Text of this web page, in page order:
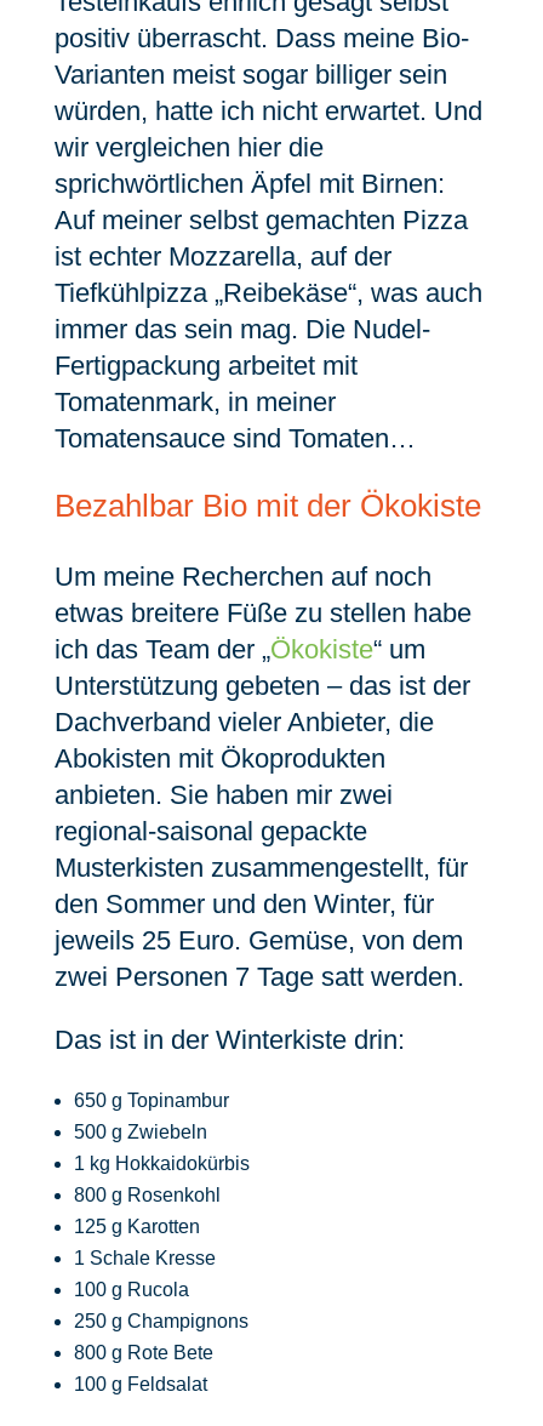
positiv überrascht. Dass meine Bio-
Varianten meist sogar billiger sein
würden, hatte ich nicht erwartet. Und
wir vergleichen hier die
sprichwörtlichen Äpfel mit Birnen:
Auf meiner selbst gemachten Pizza
ist echter Mozzarella, auf der
Tiefkühlpizza „Reibekäse“, was auch
immer das sein mag. Die Nudel-
Fertigpackung arbeitet mit
Tomatenmark, in meiner
Tomatensauce sind Tomaten…
Bezahlbar Bio mit der Ökokiste
Um meine Recherchen auf noch
etwas breitere Füße zu stellen habe
ich das Team der „Ökokiste“ um
Unterstützung gebeten – das ist der
Dachverband vieler Anbieter, die
Abokisten mit Ökoprodukten
anbieten. Sie haben mir zwei
regional-saisonal gepackte
Musterkisten zusammengestellt, für
den Sommer und den Winter, für
jeweils 25 Euro. Gemüse, von dem
zwei Personen 7 Tage satt werden.
Das ist in der Winterkiste drin:
650 g Topinambur
500 g Zwiebeln
1 kg Hokkaidokürbis
800 g Rosenkohl
125 g Karotten
1 Schale Kresse
100 g Rucola
250 g Champignons
800 g Rote Bete
100 g Feldsalat